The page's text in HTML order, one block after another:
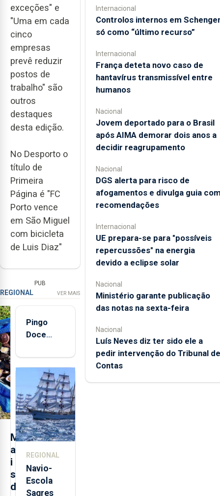
exceções" e
"Uma em cada
cinco
empresas
prevê reduzir
postos de
trabalho" são
outros
destaques
desta edição.
No Desporto o
título de
Primeira
Página é "FC
Porto vence
em São Miguel
com bicicleta
de Luis Diaz"
PUB
REGIONAL VER MAIS
M
a
i
s
d
Pingo
Doce
quinta-
feira nova
loja em
São
Sebastião
e cria 30
postos de
REGIONAL
Navio-
Escola
Sagres
Internacional
Controlos internos em
só como “último recurso”
Internacional
França deteta novo caso de
hantavírus transmissível entre
humanos
Nacional
Jovem deportado para o Brasil
após AIMA demorar dois anos a
decidir reagrupamento
Nacional
DGS alerta para risco de
afogamentos e divulga guia
recomendações
Internacional
UE prepara-se para "possíveis
repercussões" na energia
devido a eclipse solar
Nacional
Ministério garante publicação
das notas na sexta-feira
Nacional
Luís Neves diz ter sido ele a
pedir intervenção do Tribunal de
Contas